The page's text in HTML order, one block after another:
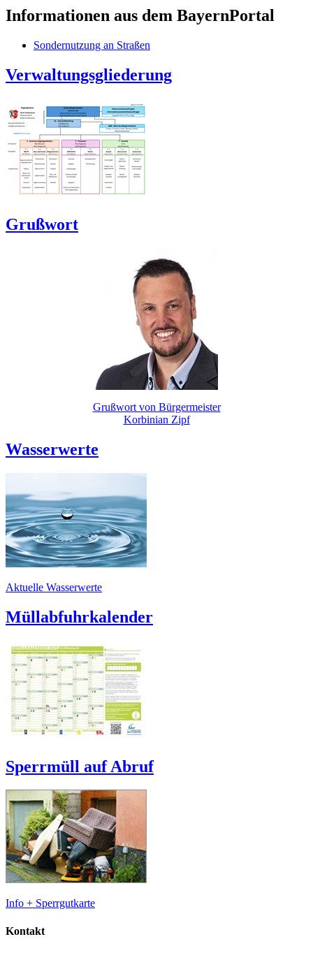
Informationen aus dem BayernPortal
Sondernutzung an Straßen
Verwaltungsgliederung
Grußwort
Grußwort von Bürgermeister
Korbinian Zipf
Wasserwerte
Aktuelle Wasserwerte
Müllabfuhrkalender
Sperrmüll auf Abruf
Info + Sperrgutkarte
Kontakt